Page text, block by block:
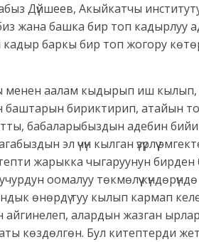
Дүйшеев, Акыйкатчы
жана башка бир топ
кадыр баркы бир топ жогору
менен аалам кыдырып иш
бириктирип, атайын
бабаларыбыздын адебин
эл үчүн кылган үзүрлүү
жарыкка чыгаруунун
оомалуу төкмөлүү күндөрүндө
өнөрдү туу кылып кармап
айгинелеп, алардын жазган
көздөлгөн. Бул китептерди